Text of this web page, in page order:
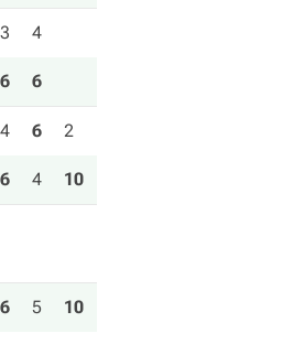
3 4
6 6
4 6 2
6 4 10
6 5 10